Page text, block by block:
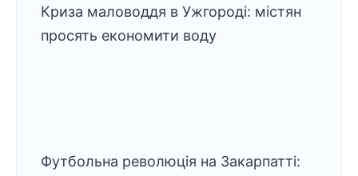
Криза маловоддя в Ужгороді: містян
просять економити воду
Футбольна революція на Закарпатті: